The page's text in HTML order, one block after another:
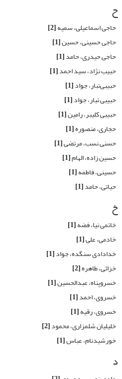
ح
حاجی اسماعیلی، سمیه[2]
حاجی حسینی، حسین[1]
حاجی حیدری، حامد[1]
حبیب نژاد، سید احمد[1]
حبیبی‌تبار، ‌جواد[1]
حبیبی تبار، جواد[1]
حبیبی کلیبر، رامین[1]
حجاری، منصوره[1]
حسنی نسب، مرتضی[1]
حسین زاده، الهام[1]
حسینی، فاطمه[1]
حیاتی، حامد[1]
خ
خاتمی نیا، فضه[1]
خادمی، علی[1]
خدادادی سنگده، جواد[1]
خزائی، طاهره[2]
خسرو‌پناه، عبدالحسین[1]
خسروی، احمد[1]
خسروی، رقیه[1]
خلیلیان شلمزاری، محمود[2]
خورشیدنام، عباس[1]
د